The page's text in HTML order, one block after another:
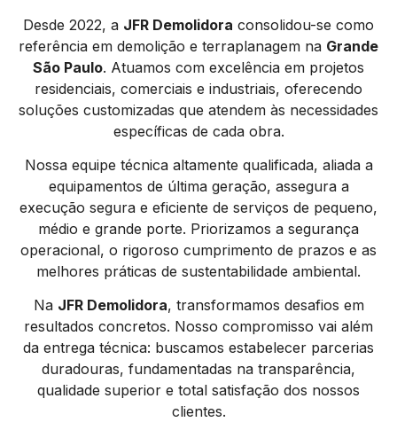
Desde 2022, a JFR Demolidora consolidou-se como
referência em demolição e terraplanagem na Grande
São Paulo. Atuamos com excelência em projetos
residenciais, comerciais e industriais, oferecendo
soluções customizadas que atendem às necessidades
específicas de cada obra.
Nossa equipe técnica altamente qualificada, aliada a
equipamentos de última geração, assegura a
execução segura e eficiente de serviços de pequeno,
médio e grande porte. Priorizamos a segurança
operacional, o rigoroso cumprimento de prazos e as
melhores práticas de sustentabilidade ambiental.
Na JFR Demolidora, transformamos desafios em
resultados concretos. Nosso compromisso vai além
da entrega técnica: buscamos estabelecer parcerias
duradouras, fundamentadas na transparência,
qualidade superior e total satisfação dos nossos
clientes.